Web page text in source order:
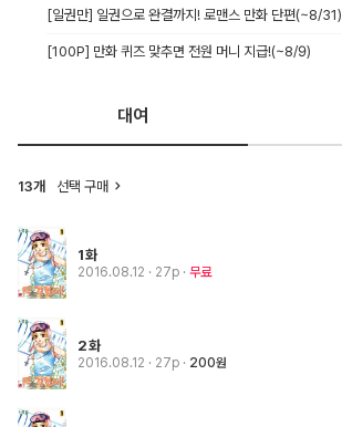
[일권만] 일권으로 완결까지! 로맨스 만화 단편(~8/31)
[100P] 만화 퀴즈 맞추면 전원 머니 지급!(~8/9)
대여
13개 선택 구매
1화
2016.08.12 · 27p 무료
2화
2016.08.12 · 27p 200원